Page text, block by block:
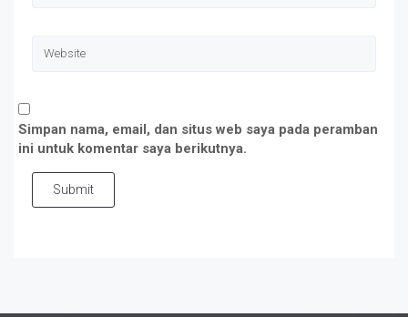
Simpan nama, email, dan situs web saya pada peramban
ini untuk komentar saya berikutnya.
Submit